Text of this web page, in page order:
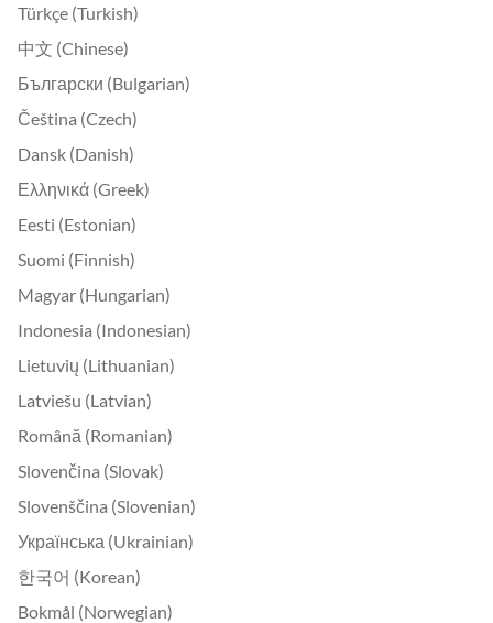
Türkçe (Turkish)
中文 (Chinese)
Български (Bulgarian)
Čeština (Czech)
Dansk (Danish)
Ελληνικά (Greek)
Eesti (Estonian)
Suomi (Finnish)
Magyar (Hungarian)
Indonesia (Indonesian)
Lietuvių (Lithuanian)
Latviešu (Latvian)
Română (Romanian)
Slovenčina (Slovak)
Slovenščina (Slovenian)
Українська (Ukrainian)
한국어 (Korean)
Bokmål (Norwegian)